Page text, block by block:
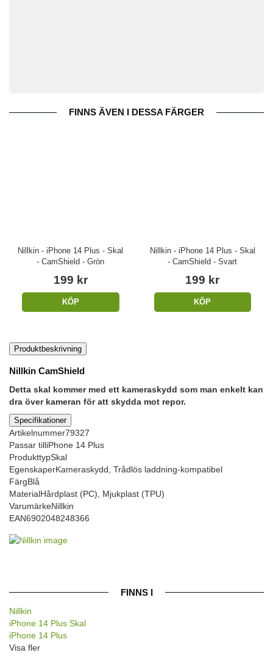
FINNS ÄVEN I DESSA FÄRGER
Nillkin - iPhone 14 Plus - Skal
- CamShield - Grön
199 kr
KÖP
Nillkin - iPhone 14 Plus - Skal
- CamShield - Svart
199 kr
KÖP
Produktbeskrivning
Nillkin CamShield
Detta skal kommer med ett kameraskydd som man enkelt kan
dra över kameran för att skydda mot repor.
Specifikationer
Artikelnummer79327
Passar tilliPhone 14 Plus
ProdukttypSkal
EgenskaperKameraskydd, Trådlös laddning-kompatibel
FärgBlå
MaterialHårdplast (PC), Mjukplast (TPU)
VarumärkeNillkin
EAN6902048248366
FINNS I
Nillkin
iPhone 14 Plus Skal
iPhone 14 Plus
Visa fler